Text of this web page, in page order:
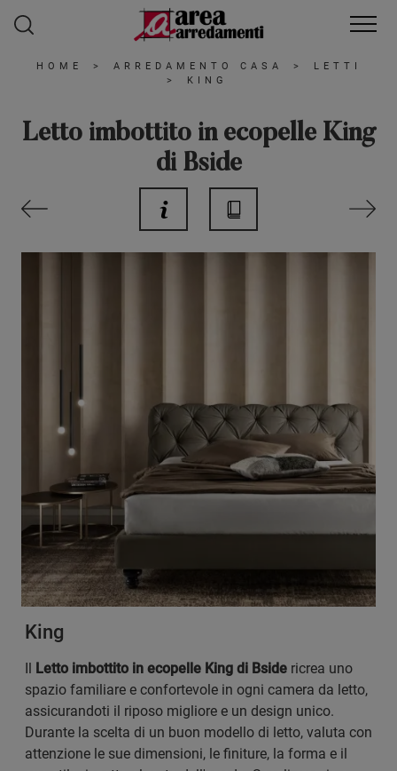
HOME > ARREDAMENTO CASA >
LETTI
>
KING
Letto imbottito in ecopelle King
di Bside
King
Il Letto imbottito in ecopelle King di Bside ricrea uno
spazio familiare e confortevole in ogni camera da letto,
assicurandoti il riposo migliore e un design unico.
Durante la scelta di un buon modello di letto, valuta con
attenzione le sue dimensioni, le finiture, la forma e il